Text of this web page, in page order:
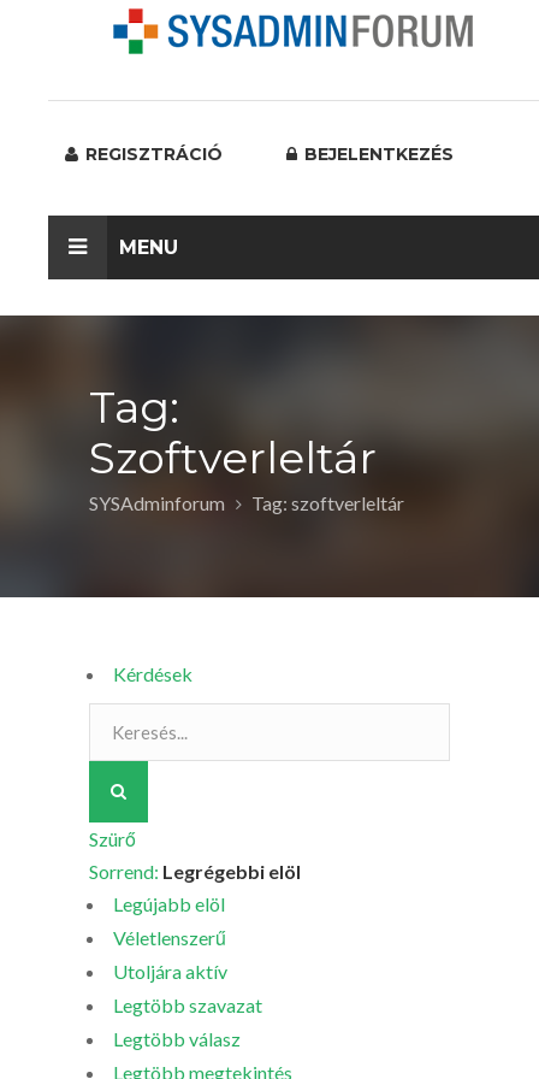
REGISZTRÁCIÓ BEJELENTKEZÉS
MENU
Tag:
Szoftverleltár
SYSAdminforum Tag: szoftverleltár
Kérdések
Szürő
Sorrend: Legrégebbi elöl
Legújabb elöl
Véletlenszerű
Utoljára aktív
Legtöbb szavazat
Legtöbb válasz
Legtöbb megtekintés